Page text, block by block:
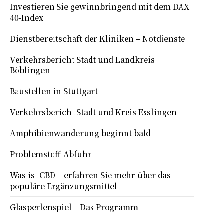
Investieren Sie gewinnbringend mit dem DAX
40-Index
Dienstbereitschaft der Kliniken – Notdienste
Verkehrsbericht Stadt und Landkreis
Böblingen
Baustellen in Stuttgart
Verkehrsbericht Stadt und Kreis Esslingen
Amphibienwanderung beginnt bald
Problemstoff-Abfuhr
Was ist CBD – erfahren Sie mehr über das
populäre Ergänzungsmittel
Glasperlenspiel – Das Programm